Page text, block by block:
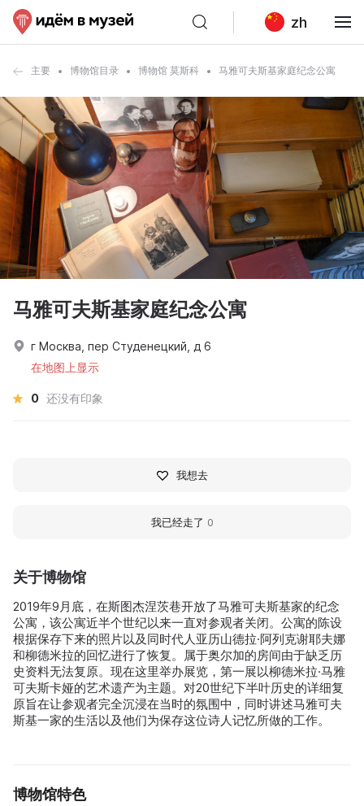
zh
主要 博物馆目录 博物馆 莫斯科 马雅可夫斯基家庭纪念公寓
关于博物馆
2019年9月底，在斯图杰涅茨巷开放了马雅可夫斯基家的纪念
公寓，该公寓近半个世纪以来一直对参观者关闭。公寓的陈设
根据保存下来的照片以及同时代人亚历山德拉·阿列克谢耶夫娜
和柳德米拉的回忆进行了恢复。属于奥尔加的房间由于缺乏历
史资料无法复原。现在这里举办展览，第一展以柳德米拉·马雅
可夫斯卡娅的艺术遗产为主题。对20世纪下半叶历史的详细复
原旨在让参观者完全沉浸在当时的氛围中，同时讲述马雅可夫
斯基一家的生活以及他们为保存这位诗人记忆所做的工作。
博物馆特色
马雅可夫斯基家庭纪念公寓
г Москва, пер Студенецкий, д 6
在地图上显示
0 还没有印象
我想去
我已经走了 0